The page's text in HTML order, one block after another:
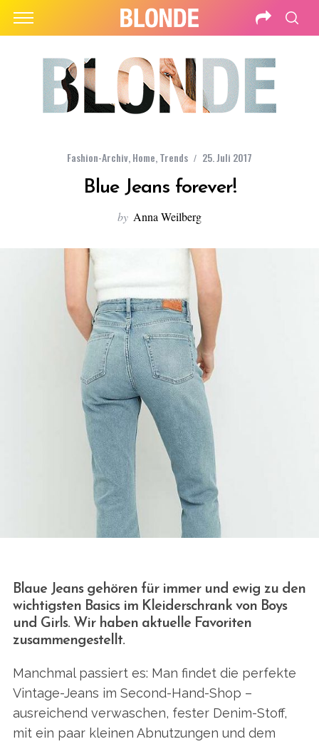
Fashion-Archiv,Home,Trends 25. Juli 2017
Blue Jeans forever!
by Anna Weilberg
Blaue Jeans gehören für immer und ewig zu den
wichtigsten Basics im Kleiderschrank von Boys
und Girls. Wir haben aktuelle Favoriten
zusammengestellt.
Manchmal passiert es: Man findet die perfekte
Vintage-Jeans im Second-Hand-Shop –
ausreichend verwaschen, fester Denim-Stoff,
mit ein paar kleinen Abnutzungen und dem